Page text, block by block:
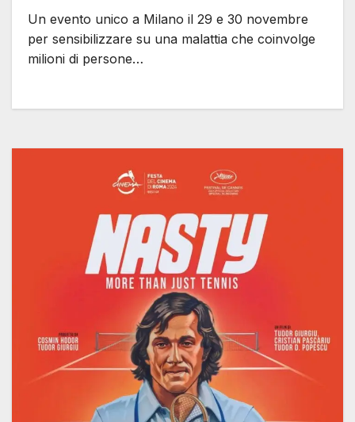
Un evento unico a Milano il 29 e 30 novembre
per sensibilizzare su una malattia che coinvolge
milioni di persone…